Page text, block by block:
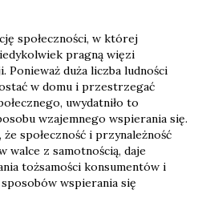
społeczności, w której
pragną więzi
duża liczba ludności
w domu i przestrzegać
uwydatniło to
wzajemnego wspierania się.
społeczność i przynależność
walce z samotnością, daje
tożsamości konsumentów i
wspierania się